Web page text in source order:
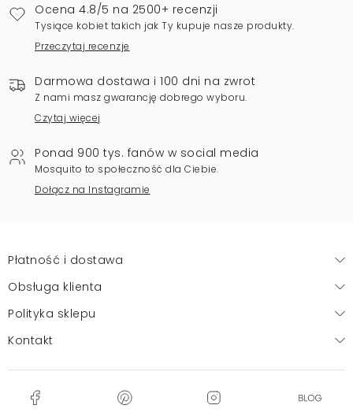
Ocena 4.8/5 na 2500+ recenzji
Tysiące kobiet takich jak Ty kupuje nasze produkty.
Przeczytaj recenzje
Darmowa dostawa i 100 dni na zwrot
Z nami masz gwarancję dobrego wyboru.
Czytaj więcej
Ponad 900 tys. fanów w social media
Mosquito to społeczność dla Ciebie.
Dołącz na Instagramie
Płatność i dostawa
Obsługa klienta
Polityka sklepu
Kontakt